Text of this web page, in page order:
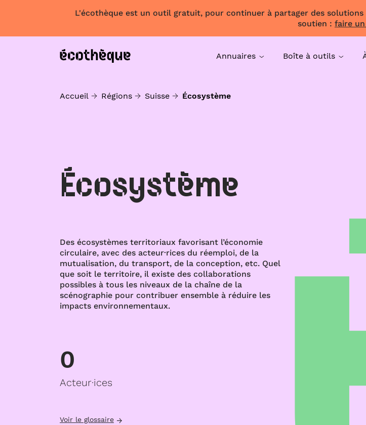
L'écothèque est un outil gratuit, pour continuer à partager des
soutien : faire
Annuaires Boîte à outils
Accueil Régions Suisse Écosystème
Écosystème
Des écosystèmes territoriaux favorisant l’économie
circulaire, avec des acteur·rices du réemploi, de la
mutualisation, du transport, de la conception, etc. Quel
que soit le territoire, il existe des collaborations
possibles à tous les niveaux de la chaîne de la
scénographie pour contribuer ensemble à réduire les
impacts environnementaux.
0
Acteur·ices
Voir le glossaire